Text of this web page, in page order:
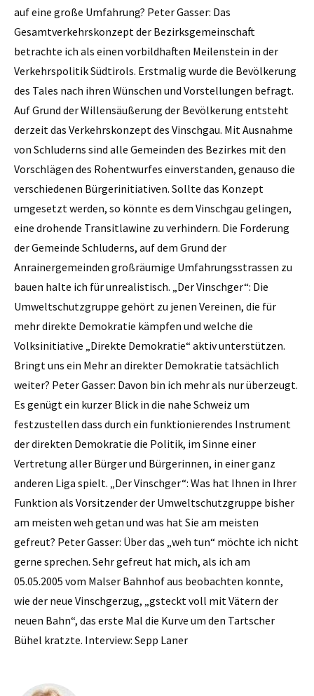
auf eine große Umfahrung? Peter Gasser: Das
Gesamtverkehrskonzept der Bezirksgemeinschaft
betrachte ich als einen vorbildhaften Meilenstein in der
Verkehrspolitik Südtirols. Erstmalig wurde die Bevölkerung
des Tales nach ihren Wünschen und Vorstellungen befragt.
Auf Grund der Willensäußerung der Bevölkerung entsteht
derzeit das Verkehrskonzept des Vinschgau. Mit Ausnahme
von Schluderns sind alle Gemeinden des Bezirkes mit den
Vorschlägen des Rohentwurfes einverstanden, genauso die
verschiedenen Bürgerinitiativen. Sollte das Konzept
umgesetzt werden, so könnte es dem Vinschgau gelingen,
eine drohende Transitlawine zu verhindern. Die Forderung
der Gemeinde Schluderns, auf dem Grund der
Anrainergemeinden großräumige Umfahrungsstrassen zu
bauen halte ich für unrealistisch. „Der Vinschger“: Die
Umweltschutzgruppe gehört zu jenen Vereinen, die für
mehr direkte Demokratie kämpfen und welche die
Volksinitiative „Direkte Demokratie“ aktiv unterstützen.
Bringt uns ein Mehr an direkter Demokratie tatsächlich
weiter? Peter Gasser: Davon bin ich mehr als nur überzeugt.
Es genügt ein kurzer Blick in die nahe Schweiz um
festzustellen dass durch ein funktionierendes Instrument
der direkten Demokratie die Politik, im Sinne einer
Vertretung aller Bürger und Bürgerinnen, in ­einer ganz
anderen Liga spielt. „Der Vinschger“: Was hat Ihnen in Ihrer
Funktion als Vorsitzender der Umweltschutzgruppe bisher
am meisten weh getan und was hat Sie am meisten
gefreut? Peter Gasser: Über das „weh tun“ möchte ich nicht
gerne sprechen. Sehr gefreut hat mich, als ich am
05.05.2005 vom Malser Bahnhof aus beobachten konnte,
wie der neue Vinschgerzug, „gsteckt voll mit Vätern der
neuen Bahn“, das erste Mal die Kurve um den Tartscher
Bühel kratzte. Interview: Sepp Laner